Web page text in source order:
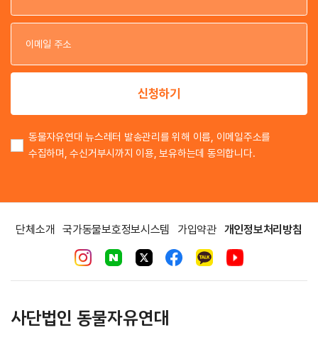
이
이
신청하기
동물자유연대 뉴스레터 발송관리를 위해 이름, 이메일주소를
수집하며, 수신거부시까지 이용, 보유하는데 동의합니다.
단체소개 국가동물보호정보시스템 가입약관 개인정보처리방침
사단법인 동물자유연대